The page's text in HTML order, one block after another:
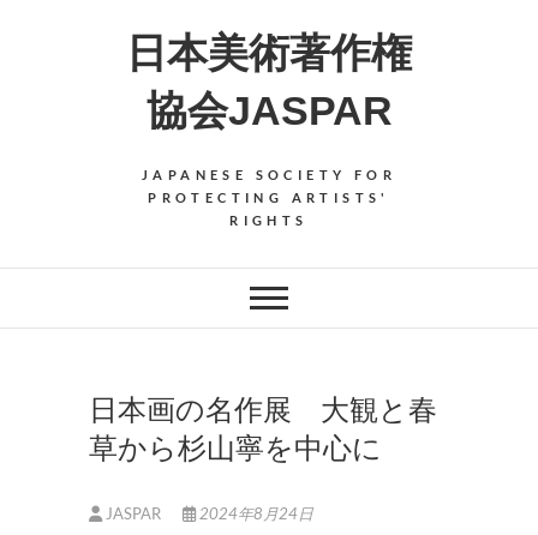
日本美術著作権
協会JASPAR
JAPANESE SOCIETY FOR
PROTECTING ARTISTS'
RIGHTS
日本画の名作展 大観と春
草から杉山寧を中心に
JASPAR 2024年8月24日